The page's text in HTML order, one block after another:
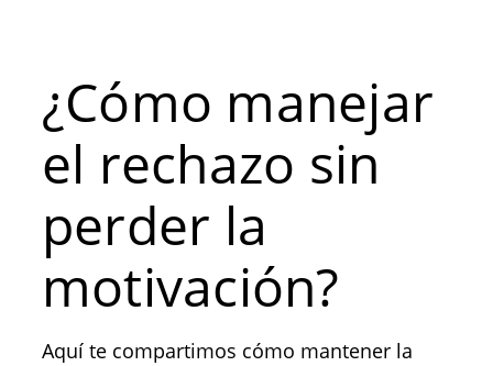
¿Cómo manejar
el rechazo sin
perder la
motivación?
Aquí te compartimos cómo mantener la